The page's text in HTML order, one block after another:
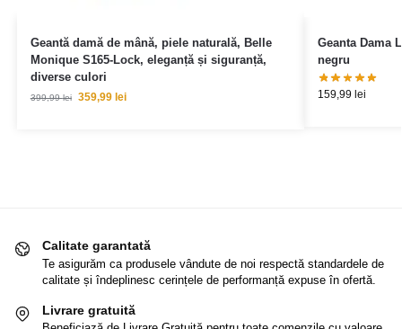
Geantă damă de mână, piele naturală, Belle
Monique S165-Lock, eleganță și siguranță,
diverse culori
399,99lei 359,99 lei
Geanta Dama
negru
159,99 lei
Calitate garantată
Te asigurăm ca produsele vândute de noi respectă standardele de
calitate și îndeplinesc cerințele de performanță expuse în ofertă.
Livrare gratuită